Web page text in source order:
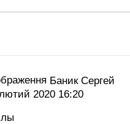
Баник Сергей
2020 16:20